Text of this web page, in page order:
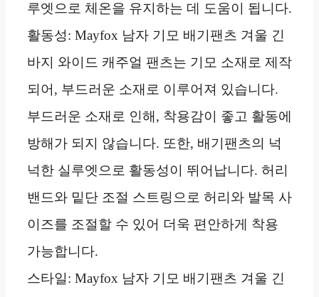
루엣으로 체온을 유지하는 데 도움이 됩니다.
활동성: Mayfox 남자 기모 배기팬츠 겨울 긴
바지 와이드 캐주얼 팬츠는 기모 소재로 제작
되어, 부드러운 소재로 이루어져 있습니다.
부드러운 소재로 인해, 착용감이 좋고 활동에
방해가 되지 않습니다. 또한, 배기팬츠의 넉
넉한 실루엣으로 활동성이 뛰어납니다. 허리
밴드와 밑단 조절 스트링으로 허리와 발목 사
이즈를 조절할 수 있어 더욱 편안하게 착용
가능합니다.
스타일: Mayfox 남자 기모 배기팬츠 겨울 긴